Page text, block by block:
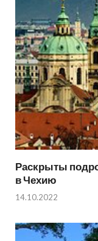
Раскрыты
в Чехию
14.10.2022